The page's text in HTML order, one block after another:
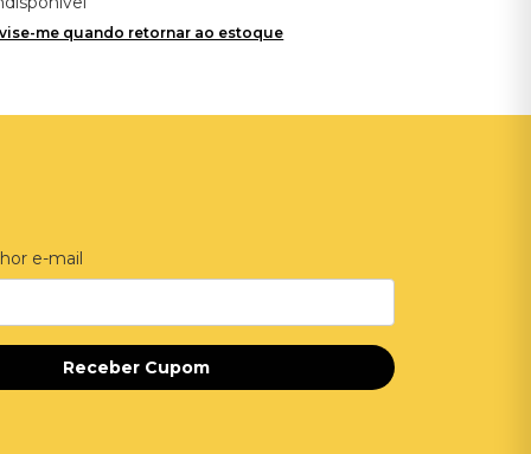
me quando retornar ao estoque
e-mail
Receber Cupom